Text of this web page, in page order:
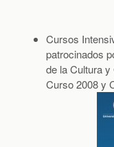
Cursos
patrocinados
de la Cultura y
Curso 2008 y